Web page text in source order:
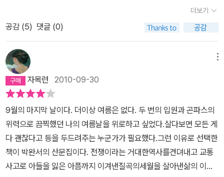
다. 우리가 잃어버렸다고 믿는 방향 감각은 어쩌면 상처를 지나온 뒤
서 작가의 단단함과, 사소한 일상에서 느끼는 살맛 나는 순간들이 조
용히 곁을 내주고, 쉬엄쉬엄, 편안한 호흡으로 읽히도록 이끈다. 저자
의 책을 하나 둘 야금야금 읽어왔기에 새로운 이야기를 발견한다기보
다는 어떤 문장에서 나의 마음이 붙들릴지, 어느 대목에서 오래 묵은
생각이 조용히 흔들릴지 그저 천천히 받아들이고만 싶을 뿐이었다.
분명 처음에는 어르신과 툇마루에 나란히 앉아 도란도란 이야기를 나
누는 듯한 기분이었는데, 다 읽고 난 지금은 마치 만개한 꽃으로 가득
한 마당에 나와 있는 것처럼 마음 한편이 포근하다. 외침으로써 위로
받고 치유받고 싶었다. (p. 24)
떤 것인가. 그는 처량한 나이, 내 정수리를 지긋이 눌러줄 웃어른이 없
다는 허전함을 토로한다. 나이드니 좋다, 세상사에 초연해질 수 있다
고 가식을 떨지 않는다. 젊어 보인다는 소리가 제일 좋고 그런 소리를
들은 날은 종일토록 기분이 좋지만 글에서만큼은 나잇값을 하고 싶다
고 한다. 그런 수만가지 삶과 수만 명의 인간을 체현한 그가 종당은 깨
달은 삶에 대한 얘기들은 어떤 것인가. 궁금했다.그에게 있어 6.25의
체험은 소설의 재료이자 소설가라는 직업을 택하게 된 결정적 계기로
서 작용했다. 때로 너무 우려 먹는다는 지적에 대하여 그는 맞춤한 변
명거리들을 마련해 놓기도 한다. 그런데 이 책에서 그 기억의 깊이와
무게를 조금이나마 이해할 수 있게 되었다. 1.4후퇴 때 양쪽 다리를
못쓰게 된 오빠를 손수레에 싣고 피난길을 떠난 그 나날들이 생생하
고 기분나쁘게 냉동보관되어 차라리 하나의 질병처럼 작가의 내부에
지 않은 것이지만 극복할수만 있다면 한 개인의 잠재력을 이끌어내는
원동력이 되기도 한다. 도스토예프스키의 감옥살이가 그로 하여금
학교 선생이 아닌 손꼽히는 소설가의 길로 이끌었듯이 말이다.물론
이 같은 경우는 지극히 예외적이고, 대부분의 경우 감당할 수 없는 불
운은 곧 불행이 된다. 공지영의 '봉순이 언니'가 그랬고, 영화 '화차'의
김민희가 그랬듯이 말이다. 책을 읽고 영화를 보는 내내 과연 나라면
저런 버거운 삶을 감당할 수 있을까, 누군가에게 도저히 극복할 수 없
는 불운을 안겨주는 '그'의 의도는 도대체 무엇일까 하는 따위의 생각
이 머리를 떠나지 않았다.출생의 불'운'이 인생의 불'행'으로 이어지지
않는, 누구든지 노력만하면 자신의 결핍을 극복할 수 있는 사회... 모
두가 같은 꿈을 꾸면 이 꿈도 언젠가는 현실이 되겠지만, 그와는 별개
어 행복하다 썼다. 글쓰기는 어려울 때마다 엄습하는 자폐의 유혹으
로부터 그녀를 구했고, 세상에 대한 관심과 애정을 지속시켜 주었다
고 하니 하늘나라로 떠나셨어도 그곳에서 여전히원고지에 만년필을
끄적이고 계시지나 않을지 모르겠다.이 책에 끌리게 된 건 아마도 제
목이 주는 힘이컸을 것이다. 못 가본 길이 아름다울 지 아닐 지는 모를
일이다. 왜냐면 실제 겪어보지못했으니까. 그래도 가보지 못한 길에
대한막연한 기대는 내가 지금 가고 있는 길에 대한불만이마음 깊숙이
자리잡고 있기 아닐까 싶다.가질 수 없는 것, 가볼 수 없는 곳에 대한
아쉬움과 회한은 나이가 들면 들수록 더 커지게 마련이다.못 가본 길
이 더 아름다울 지는 모르겠지만 그 길이 더 행복할 지는 모르겠다. 행
복이란 건 갖지 못한 것에 대한 아쉬움과 그리움으로는 결코 채울 수
가 없는 것이다. 아차피 행복은 내가 걷고 있는 이 길에서 찾아야 한
더보기
공감 (5) 댓글 (0)
자목련 2010-09-30
9월의 마지막 날이다. 더이상 여름은 없다. 두 번의 입원과 곤파스의
위력으로 끔찍했던 나의 여름날을 위로하고 싶었다.살다보면 모든 게
다 괜찮다고 등을 두드려주는 누군가가 필요했다.그런 이유로 선택한
책이 박완서의 산문집이다. 전쟁이라는 거대한역사를견뎌내고 교통
사고로 아들을 잃은 아픔까지 이겨낸질곡의세월을 살아낸삶의 이야